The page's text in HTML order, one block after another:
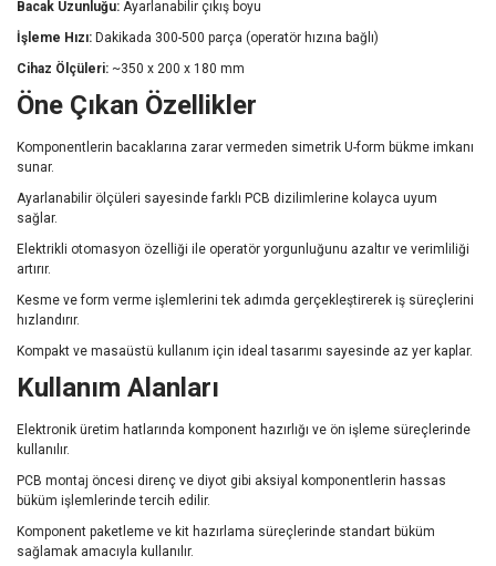
Bacak Uzunluğu: Ayarlanabilir çıkış boyu
İşleme Hızı: Dakikada 300-500 parça (operatör hızına bağlı)
Cihaz Ölçüleri: ~350 x 200 x 180 mm
Öne Çıkan Özellikler
Komponentlerin bacaklarına zarar vermeden simetrik U-form bükme imkanı
sunar.
Ayarlanabilir ölçüleri sayesinde farklı PCB dizilimlerine kolayca uyum
sağlar.
Elektrikli otomasyon özelliği ile operatör yorgunluğunu azaltır ve verimliliği
artırır.
Kesme ve form verme işlemlerini tek adımda gerçekleştirerek iş süreçlerini
hızlandırır.
Kompakt ve masaüstü kullanım için ideal tasarımı sayesinde az yer kaplar.
Kullanım Alanları
Elektronik üretim hatlarında komponent hazırlığı ve ön işleme süreçlerinde
kullanılır.
PCB montaj öncesi direnç ve diyot gibi aksiyal komponentlerin hassas
büküm işlemlerinde tercih edilir.
Komponent paketleme ve kit hazırlama süreçlerinde standart büküm
sağlamak amacıyla kullanılır.